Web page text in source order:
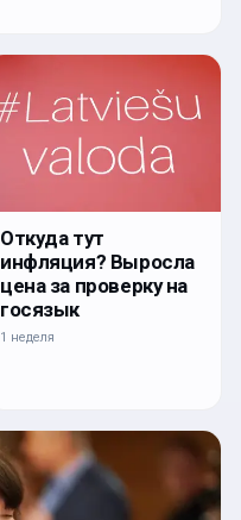
Откуда тут
инфляция? Выросла
цена за проверку на
госязык
1 неделя